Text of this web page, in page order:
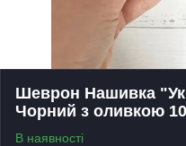
Шеврон Нашивка
Чорний з оливкою
В наявності